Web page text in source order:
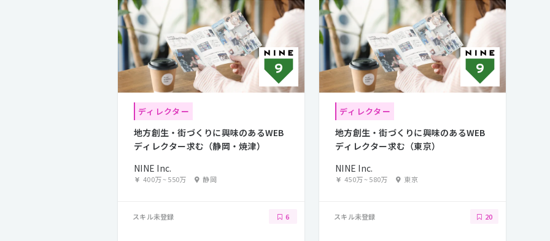
ディレクター
地方創生・街づくりに興味のあるWEB
ディレクター求む（静岡・焼津）
NINE Inc.
400万~550万 静岡
スキル未登録 6
ディレクター
地方創生・街づくりに興味のあるWEB
ディレクター求む（東京）
NINE Inc.
450万~580万 東京
スキル未登録 20